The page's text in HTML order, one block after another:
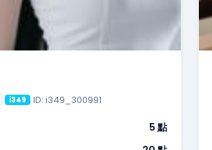
i349 ID: i349_300991
5 點